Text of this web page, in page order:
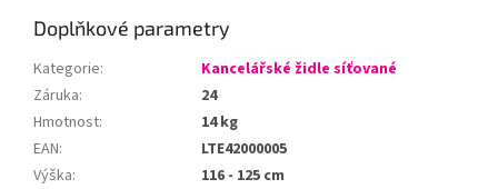
Doplňkové parametry
Kategorie:
Kancelářské židle síťované
Záruka:
24
Hmotnost:
14 kg
EAN:
LTE42000005
Výška:
116 - 125 cm